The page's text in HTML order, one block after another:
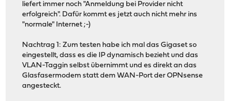
liefert immer noch "Anmeldung bei Provider nicht
erfolgreich". Dafür kommt es jetzt auch nicht mehr ins
"normale" Internet ;-)
Nachtrag 1: Zum testen habe ich mal das Gigaset so
eingestellt, dass es die IP dynamisch bezieht und das
VLAN-Taggin selbst übernimmt und es direkt an das
Glasfasermodem statt dem WAN-Port der OPNsense
angesteckt.